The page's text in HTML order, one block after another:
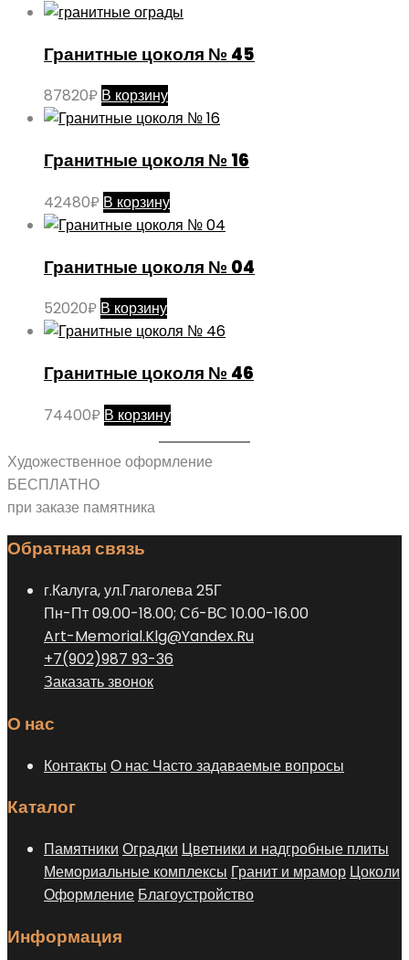
Гранитные цоколя № 45
87820₽ В корзину
Гранитные цоколя № 16
42480₽ В корзину
Гранитные цоколя № 04
52020₽ В корзину
Гранитные цоколя № 46
74400₽ В корзину
Художественное оформление
БЕСПЛАТНО
при заказе памятника
Обратная связь
г.Калуга, ул.Глаголева 25Г
Пн-Пт 09.00-18.00; Сб-ВС 10.00-16.00
Art-Memorial.Klg@Yandex.Ru
+7(902)987 93-36
Заказать звонок
О нас
Контакты О нас Часто задаваемые вопросы
Каталог
Памятники Оградки Цветники и надгробные плиты
Мемориальные комплексы Гранит и мрамор Цоколи
Оформление Благоустройство
Информация